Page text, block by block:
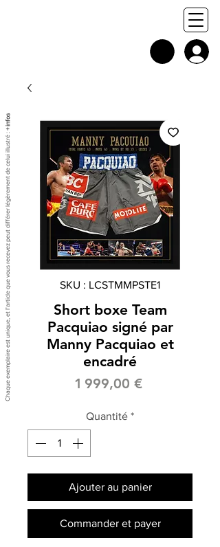
SKU : LCSTMMPSTE1
Short boxe Team
Pacquiao signé par
Manny Pacquiao et
encadré
1 999,00 €Prix
Quantité *
Ajouter au panier
Commander et payer
Chaque exemplaire est unique, et l'article que vous recevez peut différer légèrement de celui illustré :
+ infos